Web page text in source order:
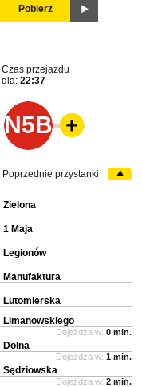
Pobierz
Czas przejazdu
dla: 22:37
N5B
Poprzednie przystanki
Zielona
1 Maja
Legionów
Manufaktura
Lutomierska
Limanowskiego
Dojeżdża w: 0 min.
Dolna
Dojeżdża w: 1 min.
Sędziowska
Dojeżdża w: 2 min.